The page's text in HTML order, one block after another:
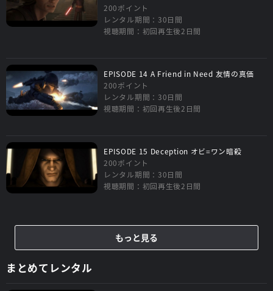
200ポイント
レンタル期間：30日間
視聴期間：初回再生後2日間
EPISODE 14 A Friend in Need 友情の真価
200ポイント
レンタル期間：30日間
視聴期間：初回再生後2日間
EPISODE 15 Deception オビ=ワン暗殺
200ポイント
レンタル期間：30日間
視聴期間：初回再生後2日間
もっと見る
まとめてレンタル